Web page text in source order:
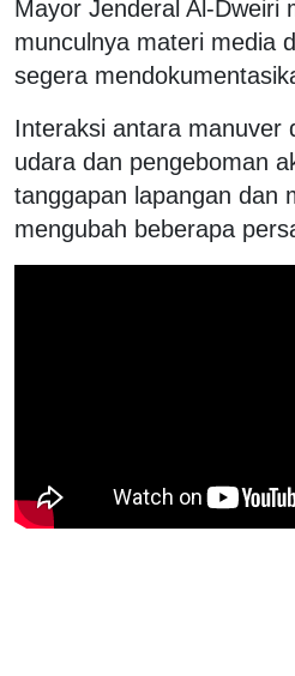
Mayor Jenderal Al-Dweiri
munculnya materi media
segera
Interaksi antara manuver
udara dan pengeboman
tanggapan lapangan dan
mengubah beberapa